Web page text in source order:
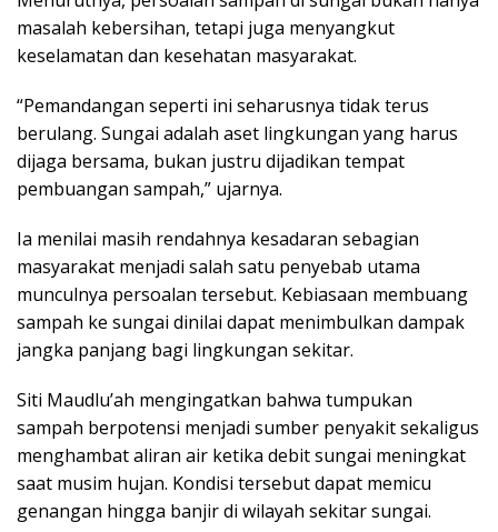
masalah kebersihan, tetapi juga menyangkut
keselamatan dan kesehatan masyarakat.
“Pemandangan seperti ini seharusnya tidak terus
berulang. Sungai adalah aset lingkungan yang harus
dijaga bersama, bukan justru dijadikan tempat
pembuangan sampah,” ujarnya.
Ia menilai masih rendahnya kesadaran sebagian
masyarakat menjadi salah satu penyebab utama
munculnya persoalan tersebut. Kebiasaan membuang
sampah ke sungai dinilai dapat menimbulkan dampak
jangka panjang bagi lingkungan sekitar.
Siti Maudlu’ah mengingatkan bahwa tumpukan
sampah berpotensi menjadi sumber penyakit sekaligus
menghambat aliran air ketika debit sungai meningkat
saat musim hujan. Kondisi tersebut dapat memicu
genangan hingga banjir di wilayah sekitar sungai.